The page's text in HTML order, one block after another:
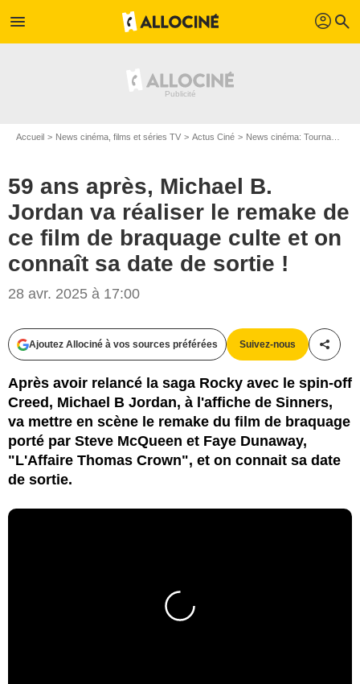
menu profil search
Accueil News cinéma, films et séries TV Actus Ciné News cinéma: Tournages
59 ans après, Michael B.
Jordan va réaliser le remake de
ce film de braquage culte et on
connaît sa date de sortie !
28 avr. 2025 à 17:00
Ajoutez Allociné à vos sources préférées Suivez-nous
Après avoir relancé la saga Rocky avec le spin-off
Creed, Michael B Jordan, à l'affiche de Sinners,
va mettre en scène le remake du film de braquage
porté par Steve McQueen et Faye Dunaway,
"L'Affaire Thomas Crown", et on connait sa date
de sortie.